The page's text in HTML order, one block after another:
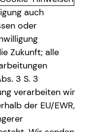
mich die 100%ige
und
wir alle Aspekte für
ein
Konzept, das wir
Lebenssituation
und bundesweit.
zu können, arbeitet
Bei der
auch
oder
Zukunft; alle
3 S. 3
verarbeiten wir
der EU/EWR,